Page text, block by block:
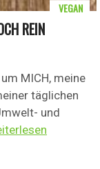
REIN
MICH, meine
täglichen
und
VEGAN